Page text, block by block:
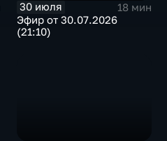
30 июля
18 мин
Эфир от 30.07.2026
(21:10)